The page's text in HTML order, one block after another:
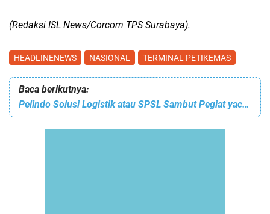
(Redaksi ISL News/Corcom TPS Surabaya).
HEADLINENEWS NASIONAL TERMINAL PETIKEMAS
Baca berikutnya:
Pelindo Solusi Logistik atau SPSL Sambut Pegiat yachting dunia, di Acara Sail to Indonesia Yacht Rally 2025 di BMTH